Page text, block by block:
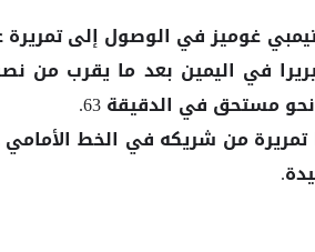
غوميز في الوصول إلى تمريرة
في اليمين بعد ما يقرب من
مستحق في الدقيقة 63.
تمريرة من شريكه في الخط